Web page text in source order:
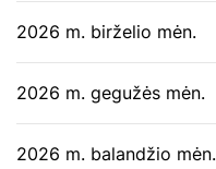
2026 m. birželio mėn.
2026 m. gegužės mėn.
2026 m. balandžio mėn.